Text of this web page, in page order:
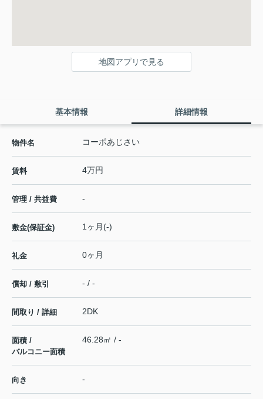
地図アプリで見る
基本情報 詳細情報
物件名 コーポあじさい
賃料 4万円
管理 / 共益費 -
敷金(保証金) 1ヶ月(-)
礼金 0ヶ月
償却 / 敷引 - / -
間取り / 詳細 2DK
面積 /
バルコニー面積
46.28㎡ / -
向き -